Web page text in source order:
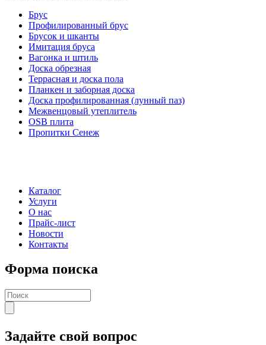
Брус
Профилированный брус
Брусок и шканты
Имитация бруса
Вагонка и штиль
Доска обрезная
Террасная и доска пола
Планкен и заборная доска
Доска профилированная (лунный паз)
Межвенцовый утеплитель
OSB плита
Пропитки Сенеж
Каталог
Услуги
О нас
Прайс-лист
Новости
Контакты
Форма поиска
Задайте свой вопрос